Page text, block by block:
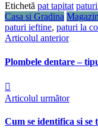
Etichetă pat tapitat
Casa si Gradina
paturi ieftine, paturi la
Articolul anterior
Plombele dentare –
Articolul următor
Cum se identifica si se